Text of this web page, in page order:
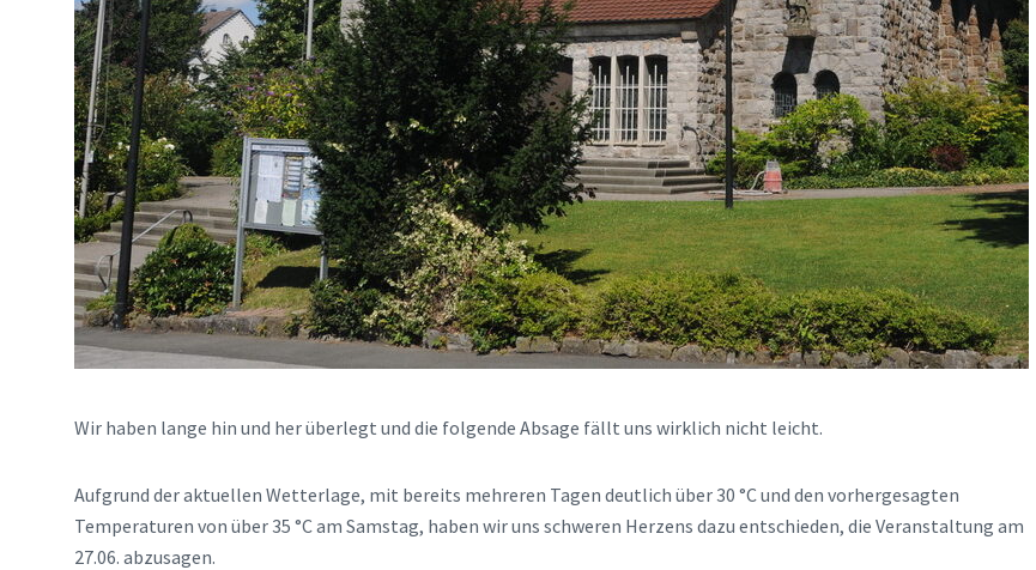
Wir haben lange hin und her überlegt und die folgende Absage fällt uns wirklich nicht leicht.
Aufgrund der aktuellen Wetterlage, mit bereits mehreren Tagen deutlich über 30 °C und den vorhergesagten
Temperaturen von über 35 °C am Samstag, haben wir uns schweren Herzens dazu entschieden, die Veranstaltung am
27.06. abzusagen.